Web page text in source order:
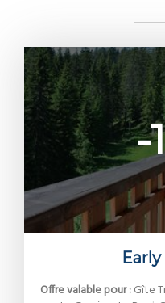
-
Offre valable pour :Gîte